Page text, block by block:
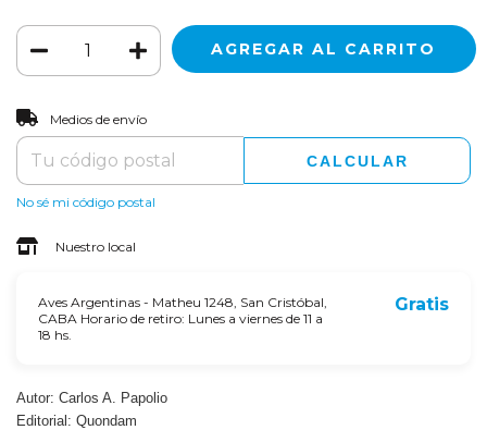
Entregas para el CP:
Medios de envío
CALCULAR
No sé mi código postal
Nuestro local
Aves Argentinas - Matheu 1248, San Cristóbal,
CABA Horario de retiro: Lunes a viernes de 11 a
18 hs.
Gratis
Autor: Carlos A. Papolio
Editorial: Quondam